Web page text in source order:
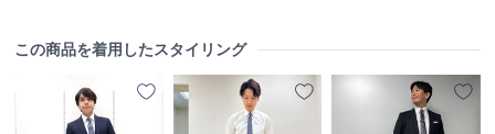
この商品を着用したスタイリング